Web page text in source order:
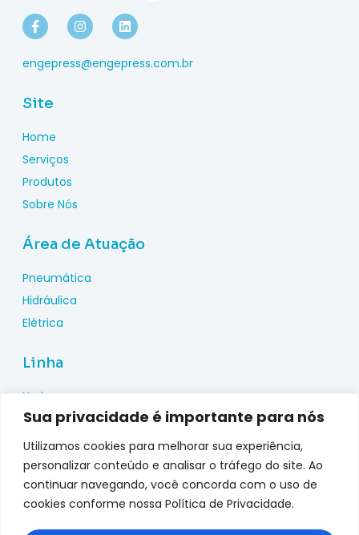
Sua privacidade é importante para nós
Utilizamos cookies para melhorar sua experiência,
personalizar conteúdo e analisar o tráfego do site. Ao
continuar navegando, você concorda com o uso de
cookies conforme nossa Política de Privacidade.
engepress@engepress.com.br
Site
Home
Serviços
Produtos
Sobre Nós
Área de Atuação
Pneumática
Hidráulica
Elétrica
Linha
Hydac
Wika
Pepperl Fuchs
Metal Work
Metalplan
Top Fusion
Genebre